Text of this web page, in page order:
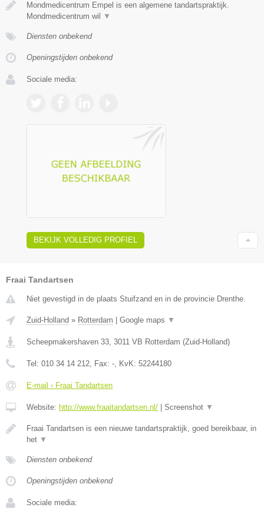
Mondmedicentrum Empel is een algemene tandartspraktijk.
Mondmedicentrum wil
▼
Diensten onbekend
Openingstijden onbekend
Sociale media:
BEKIJK VOLLEDIG PROFIEL
Fraai Tandartsen
Niet gevestigd in de plaats Stuifzand en in de provincie Drenthe.
Zuid-Holland » Rotterdam Google maps ▼
Scheepmakershaven 33, 3011 VB Rotterdam (Zuid-Holland)
Tel: 010 34 14 212, Fax: -, KvK: 52244180
E-mail › Fraai Tandartsen
Website: http://www.fraaitandartsen.nl/ Screenshot ▼
Fraai Tandartsen is een nieuwe tandartspraktijk, goed bereikbaar, in
het ▼
Diensten onbekend
Openingstijden onbekend
Sociale media: